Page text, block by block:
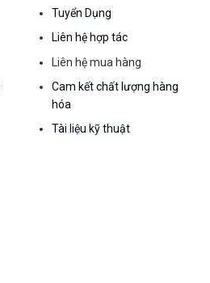
Tuyển Dụng
Liên hệ hợp tác
Liên hệ mua hàng
Cam kết chất lượng hàng
hóa
Tài liệu kỹ thuật